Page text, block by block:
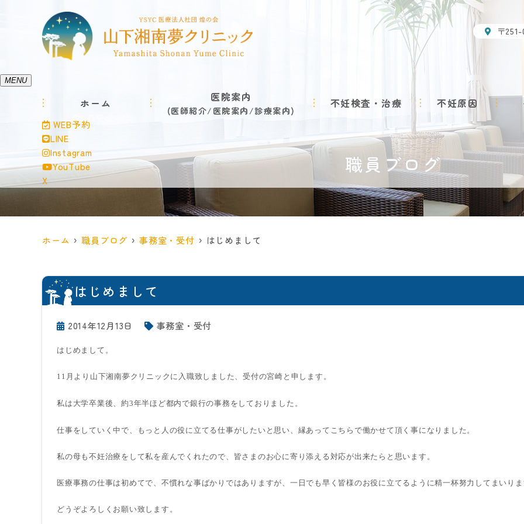
〒
MENU
ホーム 医院案内
医師紹介 医院案内 診療案内
不妊検査・治療 不妊原因
WEB予約
LINE
Instagram
YouTube
X
職員ブログ
ホーム 職員ブログ 事務室・受付 はじめまして
はじめまして
2014年12月13日 事務室・受付
はじめまして。
11 月より山下湘南夢クリニックに入職致しました、受付の宮崎と申します。
私は大学卒業後、約3年半ほど都内で銀行の事務をしておりました。
仕事をしていく中で、もっと人の役に立てる仕事がしたいと思い、縁あってこちらで働かせて頂く事になりました。
私の母も不妊治療をして私を産んでくれたので、皆さまのお心に寄り添える対応が出来たらと思います。
医療事務の仕事は初めてで、不慣れな事ばかりではありますが、一日でも早く皆様のお役に立てるように精一杯努力してまいり
どうぞよろしくお願い致します。